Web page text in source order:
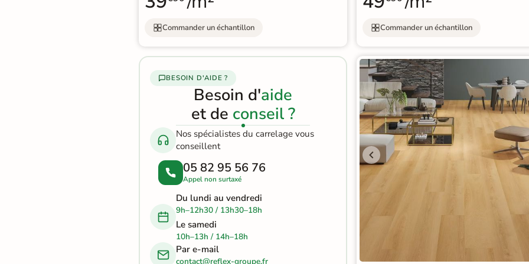
Service
fiable
Commander un échantillon Commander un échantillon
BESOIN D'AIDE ?
Besoin d'aide
et de conseil ?
Nos spécialistes du carrelage vous
conseillent
05 82 95 56 76
Appel non surtaxé
Du lundi au vendredi
9h–12h30 / 13h30–18h
Le samedi
10h–13h / 14h–18h
Par e-mail
contact@reflex-groupe.fr